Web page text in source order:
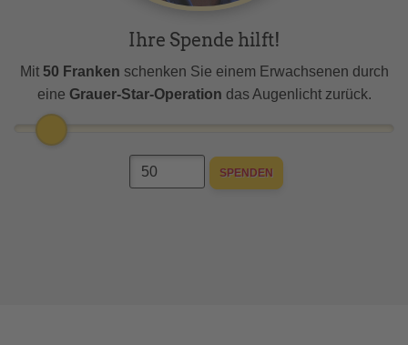
Ihre Spende hilft!
Mit 50 Franken schenken Sie einem Erwachsenen durch
eine Grauer-Star-Operation das Augenlicht zurück.
SPENDEN